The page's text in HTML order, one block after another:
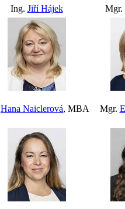
Ing. Jiří Hájek Mgr.
Hana Naiclerová, MBA Mgr.